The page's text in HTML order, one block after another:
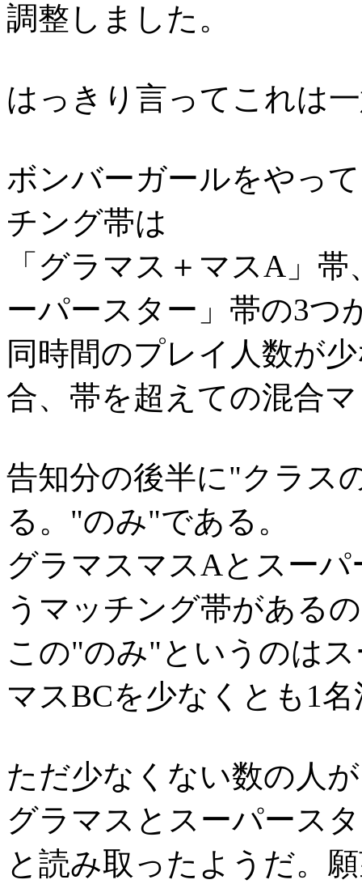
調整しました。
はっきり言ってこれは
ボンバーガールをやっ
チング帯は
「グラマス＋マスA」
ーパースター」帯の3つ
同時間のプレイ人数が
合、帯を超えての混合
告知分の後半に"クラス
る。"のみ"である。
グラマスマスAとスー
うマッチング帯がある
この"のみ"というのは
マスBCを少なくとも1
ただ少なくない数の人が
グラマスとスーパース
と読み取ったようだ。